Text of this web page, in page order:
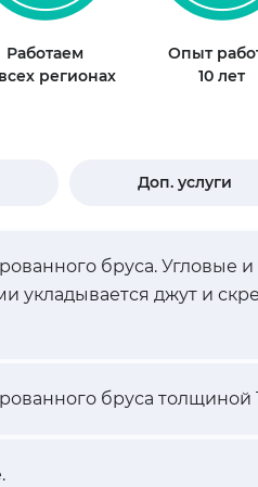
Работаем
регионах
Опыт
10 лет
Доп. услуги
бруса. Угловые
укладывается джут и
бруса толщиной